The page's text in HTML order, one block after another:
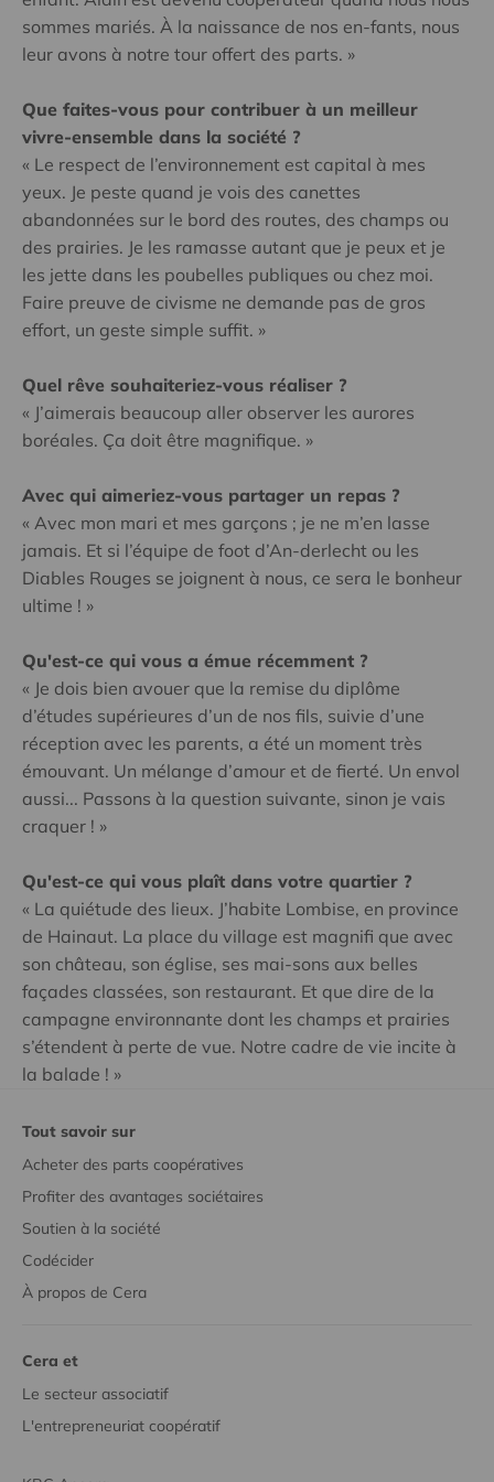
sommes mariés. À la naissance de nos en-fants, nous
leur avons à notre tour offert des parts. »
Que faites-vous pour contribuer à un meilleur
vivre-ensemble dans la société ?
« Le respect de l’environnement est capital à mes
yeux. Je peste quand je vois des canettes
abandonnées sur le bord des routes, des champs ou
des prairies. Je les ramasse autant que je peux et je
les jette dans les poubelles publiques ou chez moi.
Faire preuve de civisme ne demande pas de gros
effort, un geste simple suffit. »
Quel rêve souhaiteriez-vous réaliser ?
« J’aimerais beaucoup aller observer les aurores
boréales. Ça doit être magnifique. »
Avec qui aimeriez-vous partager un repas ?
« Avec mon mari et mes garçons ; je ne m’en lasse
jamais. Et si l’équipe de foot d’An-derlecht ou les
Diables Rouges se joignent à nous, ce sera le bonheur
ultime ! »
Qu'est-ce qui vous a émue récemment ?
« Je dois bien avouer que la remise du diplôme
d’études supérieures d’un de nos fils, suivie d’une
réception avec les parents, a été un moment très
émouvant. Un mélange d’amour et de fierté. Un envol
aussi... Passons à la question suivante, sinon je vais
craquer ! »
Qu'est-ce qui vous plaît dans votre quartier ?
« La quiétude des lieux. J’habite Lombise, en province
de Hainaut. La place du village est magnifi que avec
son château, son église, ses mai-sons aux belles
façades classées, son restaurant. Et que dire de la
campagne environnante dont les champs et prairies
s’étendent à perte de vue. Notre cadre de vie incite à
la balade ! »
Tout savoir sur
Acheter des parts coopératives
Profiter des avantages sociétaires
Soutien à la société
Codécider
À propos de Cera
Cera et
Le secteur associatif
L'entrepreneuriat coopératif